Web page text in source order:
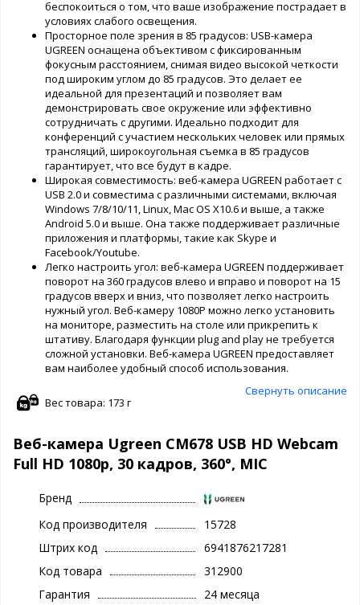
беспокоиться о том, что ваше изображение пострадает в
условиях слабого освещения.
Просторное поле зрения в 85 градусов: USB-камера
UGREEN оснащена объективом с фиксированным
фокусным расстоянием, снимая видео высокой четкости
под широким углом до 85 градусов. Это делает ее
идеальной для презентаций и позволяет вам
демонстрировать свое окружение или эффективно
сотрудничать с другими. Идеально подходит для
конференций с участием нескольких человек или прямых
трансляций, широкоугольная съемка в 85 градусов
гарантирует, что все будут в кадре.
Широкая совместимость: веб-камера UGREEN работает с
USB 2.0 и совместима с различными системами, включая
Windows 7/8/10/11, Linux, Mac OS X10.6 и выше, а также
Android 5.0 и выше. Она также поддерживает различные
приложения и платформы, такие как Skype и
Facebook/Youtube.
Легко настроить угол: веб-камера UGREEN поддерживает
поворот на 360 градусов влево и вправо и поворот на 15
градусов вверх и вниз, что позволяет легко настроить
нужный угол. Веб-камеру 1080P можно легко установить
на мониторе, разместить на столе или прикрепить к
штативу. Благодаря функции plug and play не требуется
сложной установки. Веб-камера UGREEN предоставляет
вам наиболее удобный способ использования.
Свернуть описание
Вес товара: 173 г
Веб-камера Ugreen CM678 USB HD Webcam
Full HD 1080p, 30 кадров, 360°, MIC
Бренд
Код производителя
15728
Штрих код
6941876217281
Код товара
312900
Гарантия
24 месяца